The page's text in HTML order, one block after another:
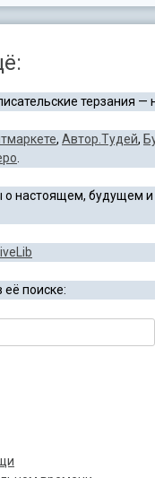
терзания —
, Автор.Тудей,
о настоящем, будущем и
LiveLib
поиске: